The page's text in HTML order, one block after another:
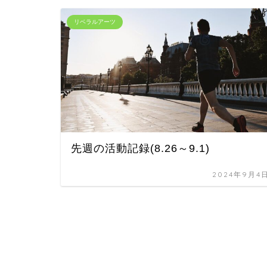
リベラルアーツ
先週の活動記録(8.26～9.1)
2024年9月4